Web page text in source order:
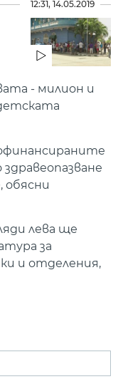
12:31, 14.05.2019
- милион и
обясни
лева ще
за
и отделения,